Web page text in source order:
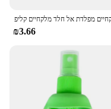
₪3.66